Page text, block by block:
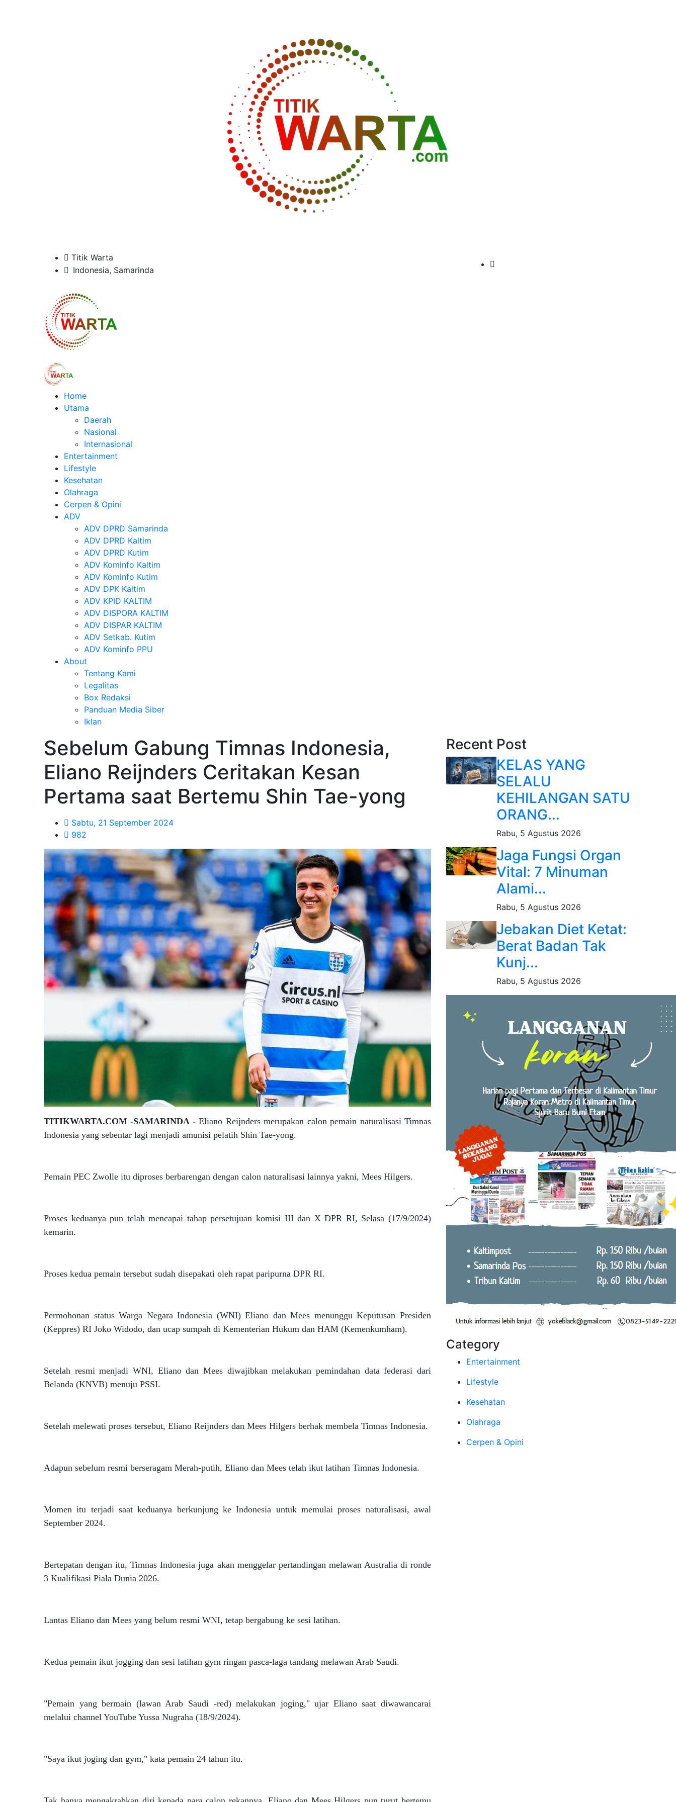
Titik Warta
Indonesia, Samarinda
Home
Utama
Daerah
Nasional
Internasional
Entertainment
Lifestyle
Kesehatan
Olahraga
Cerpen & Opini
ADV
ADV DPRD Samarinda
ADV DPRD Kaltim
ADV DPRD Kutim
ADV Kominfo Kaltim
ADV Kominfo Kutim
ADV DPK Kaltim
ADV KPID KALTIM
ADV DISPORA KALTIM
ADV DISPAR KALTIM
ADV Setkab. Kutim
ADV Kominfo PPU
About
Tentang Kami
Legalitas
Box Redaksi
Panduan Media Siber
Iklan
Sebelum Gabung Timnas Indonesia,
Eliano Reijnders Ceritakan Kesan
Pertama saat Bertemu Shin Tae-yong
Sabtu, 21 September 2024
982
TITIKWARTA.COM -SAMARINDA -Eliano Reijnders merupakan calon pemain naturalisasi Timnas
Indonesia yang sebentar lagi menjadi amunisi pelatih Shin Tae-yong.
Pemain PEC Zwolle itu diproses berbarengan dengan calon naturalisasi lainnya yakni, Mees Hilgers.
Proses keduanya pun telah mencapai tahap persetujuan komisi III dan X DPR RI, Selasa (17/9/2024)
kemarin.
Proses kedua pemain tersebut sudah disepakati oleh rapat paripurna DPR RI.
Permohonan status Warga Negara Indonesia (WNI) Eliano dan Mees menunggu Keputusan Presiden
(Keppres) RI Joko Widodo, dan ucap sumpah di Kementerian Hukum dan HAM (Kemenkumham).
Setelah resmi menjadi WNI, Eliano dan Mees diwajibkan melakukan pemindahan data federasi dari
Belanda (KNVB) menuju PSSI.
Setelah melewati proses tersebut, Eliano Reijnders dan Mees Hilgers berhak membela Timnas Indonesia.
Adapun sebelum resmi berseragam Merah-putih, Eliano dan Mees telah ikut latihan Timnas Indonesia.
Momen itu terjadi saat keduanya berkunjung ke Indonesia untuk memulai proses naturalisasi, awal
September 2024.
Bertepatan dengan itu, Timnas Indonesia juga akan menggelar pertandingan melawan Australia di ronde
3 Kualifikasi Piala Dunia 2026.
Lantas Eliano dan Mees yang belum resmi WNI, tetap bergabung ke sesi latihan.
Kedua pemain ikut jogging dan sesi latihan gym ringan pasca-laga tandang melawan Arab Saudi.
"Pemain yang bermain (lawan Arab Saudi -red) melakukan joging," ujar Eliano saat diwawancarai
melalui channel YouTube Yussa Nugraha (18/9/2024).
"Saya ikut joging dan gym," kata pemain 24 tahun itu.
Recent Post
KELAS YANG
SELALU
KEHILANGAN SATU
ORANG...
Rabu, 5 Agustus 2026
Jaga Fungsi Organ
Vital: 7 Minuman
Alami...
Rabu, 5 Agustus 2026
Jebakan Diet Ketat:
Berat Badan Tak
Kunj...
Rabu, 5 Agustus 2026
Category
Entertainment
Lifestyle
Kesehatan
Olahraga
Cerpen & Opini